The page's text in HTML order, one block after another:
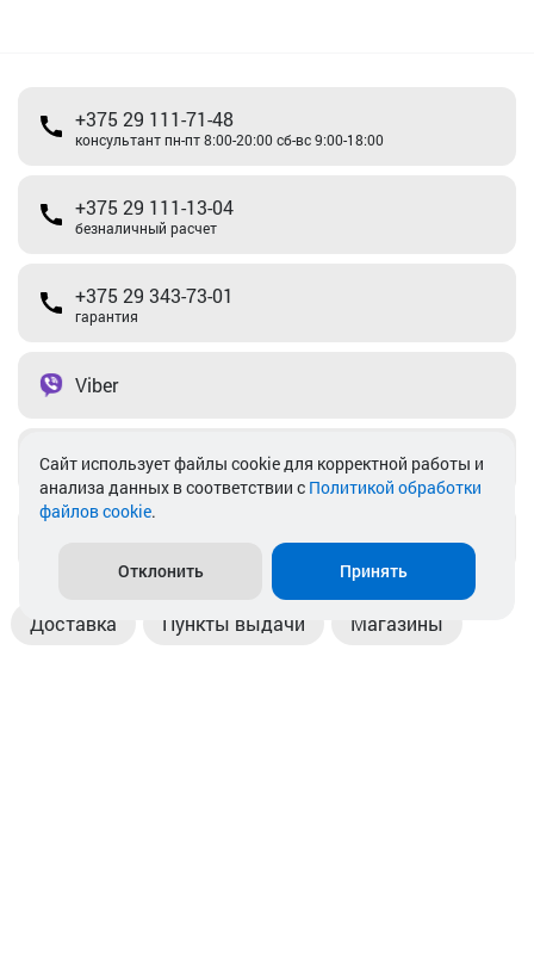
+375 29 111-71-48
консультант пн-пт 8:00-20:00 сб-вс 9:00-18:00
+375 29 111-13-04
безналичный расчет
+375 29 343-73-01
гарантия
Viber
Telegram
Доставка Пункты выдачи Магазины
Cайт использует файлы cookie для корректной работы и
анализа данных в соответствии с Политикой обработки
файлов cookie.
Отклонить Принять